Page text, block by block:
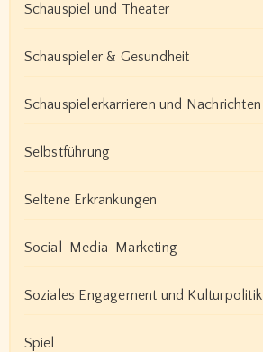
Schauspiel und Theater
Schauspieler & Gesundheit
Schauspielerkarrieren und Nachrichten
Selbstführung
Seltene Erkrankungen
Social-Media-Marketing
Soziales Engagement und Kulturpolitik
Spiel